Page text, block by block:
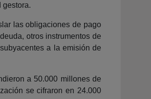
gestora.
las obligaciones de pago
otros instrumentos de
a la emisión de
a 50.000 millones de
se cifraron en 24.000